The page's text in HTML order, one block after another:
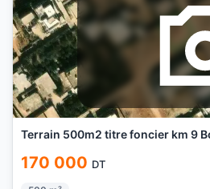
Terrain 500m2 titre foncier km 9
170 000 DT